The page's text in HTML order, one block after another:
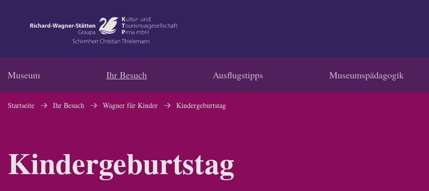
Museum Ihr Besuch Ausflugstipps Museumspädagogik
Startseite Ihr Besuch Wagner für Kinder Kindergeburtstag
Kindergeburtstag